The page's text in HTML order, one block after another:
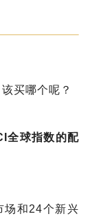
买哪个呢？
全球指数的配
场和24个新兴